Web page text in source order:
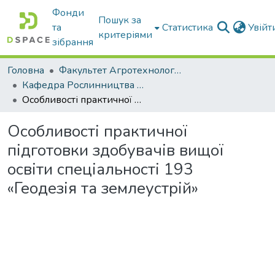
Фонди
та
зібрання
Пошук за
критеріями
Статистика
Головна
Факультет Агротехнологій та екології
Кафедра Рослинництва та садівництва ім. професора В.В. Калитки
Особливості практичної підготовки здобувачів вищої освіти спеціальності 193 «Геодезія та землеустрій»
Особливості практичної
підготовки здобувачів вищої
освіти спеціальності 193
«Геодезія та землеустрій»